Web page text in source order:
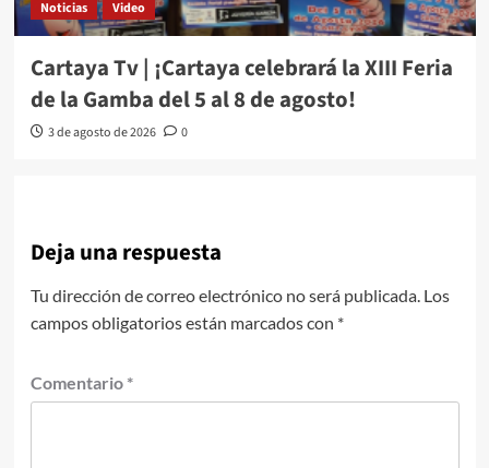
Noticias Video
Cartaya Tv | ¡Cartaya celebrará la XIII Feria
de la Gamba del 5 al 8 de agosto!
3 de agosto de 2026 0
Deja una respuesta
Tu dirección de correo electrónico no será publicada. Los
campos obligatorios están marcados con *
Comentario *